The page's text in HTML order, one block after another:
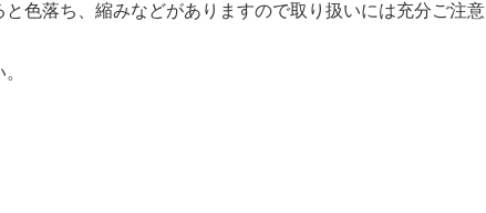
色落ち、縮みなどがありますので取り扱いには充分ご注意